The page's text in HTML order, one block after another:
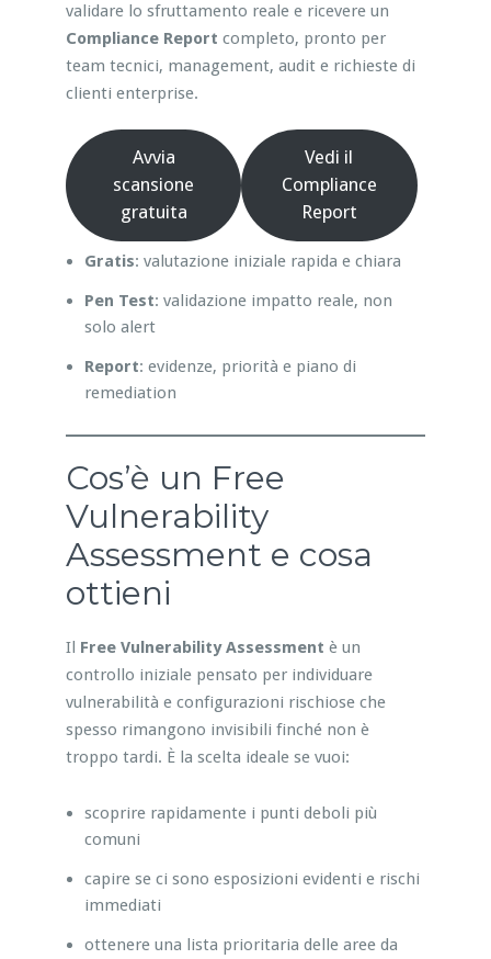
validare lo sfruttamento reale e ricevere un
Compliance Report completo, pronto per
team tecnici, management, audit e richieste di
clienti enterprise.
Avvia
scansione
gratuita
Vedi il
Compliance
Report
Gratis: valutazione iniziale rapida e chiara
Pen Test: validazione impatto reale, non
solo alert
Report: evidenze, priorità e piano di
remediation
Cos’è un Free
Vulnerability
Assessment e cosa
ottieni
Il Free Vulnerability Assessment è un
controllo iniziale pensato per individuare
vulnerabilità e configurazioni rischiose che
spesso rimangono invisibili finché non è
troppo tardi. È la scelta ideale se vuoi:
scoprire rapidamente i punti deboli più
comuni
capire se ci sono esposizioni evidenti e rischi
immediati
ottenere una lista prioritaria delle aree da